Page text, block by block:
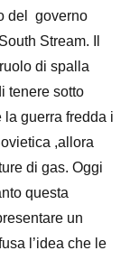
del governo
Stream. Il
di spalla
tenere sotto
la guerra fredda i
,allora
di gas. Oggi
questa
un
l’idea che le